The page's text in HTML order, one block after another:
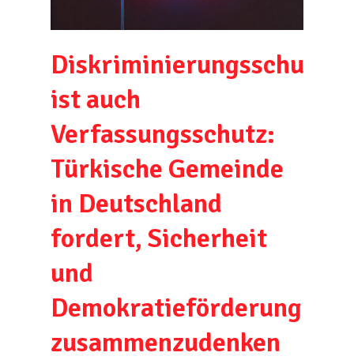
Diskriminierungsschutz
ist auch
Verfassungsschutz:
Türkische Gemeinde
in Deutschland
fordert, Sicherheit
und
Demokratieförderung
zusammenzudenken